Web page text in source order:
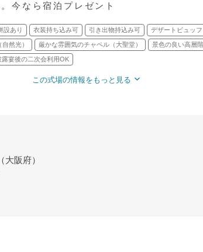
今なら宿泊プレゼント
設あり 衣装持ち込み可 引き出物持込み可 デザートビュッ
然光） 厳かな雰囲気のチャペル（大聖堂） 景色の良い高層
露宴後の二次会利用OK
この式場の情報をもっと見る
阪府）